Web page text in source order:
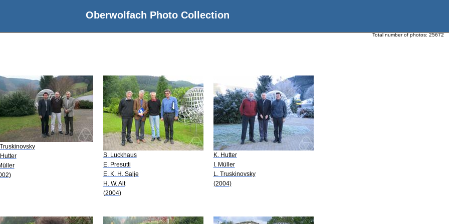
Oberwolfach Photo Collection
Total number of photos: 25672
S. Luckhaus
E. Presutti
E. K. H. Salje
H. W. Alt
(2004)
K. Hutter
I. Müller
L. Truskinovsky
(2004)